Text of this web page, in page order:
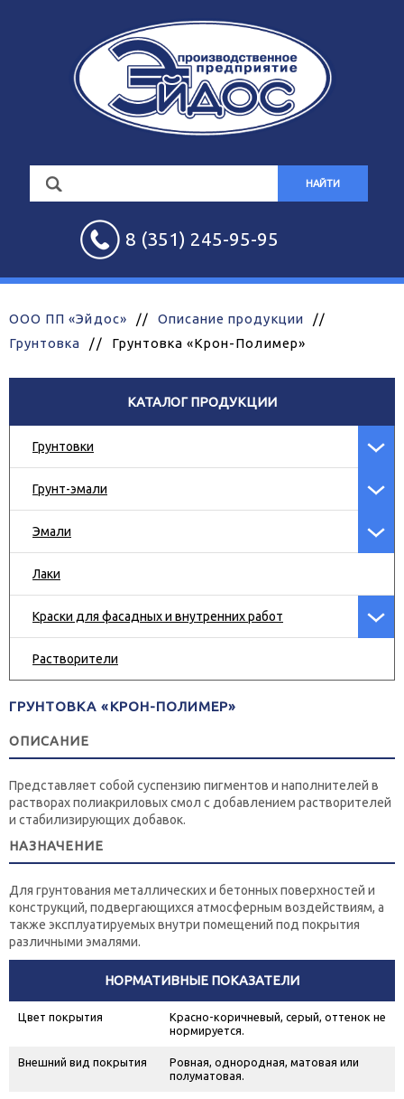
НАЙТИ
8 (351) 245-95-95
ООО ПП «Эйдос» // Описание продукции
//
Грунтовка
// Грунтовка «Крон-Полимер»
КАТАЛОГ ПРОДУКЦИИ
Грунтовки
Грунт-эмали
Эмали
Лаки
Краски для фасадных и внутренних работ
Растворители
ГРУНТОВКА «КРОН-ПОЛИМЕР»
ОПИСАНИЕ
Представляет собой суспензию пигментов и наполнителей в
растворах полиакриловых смол с добавлением растворителей
и стабилизирующих добавок.
НАЗНАЧЕНИЕ
Для грунтования металлических и бетонных поверхностей и
конструкций, подвергающихся атмосферным воздействиям, а
также эксплуатируемых внутри помещений под покрытия
различными эмалями.
НОРМАТИВНЫЕ ПОКАЗАТЕЛИ
Цвет покрытия
Красно-коричневый, серый, оттенок не
нормируется.
Внешний вид покрытия
Ровная, однородная, матовая или
полуматовая.